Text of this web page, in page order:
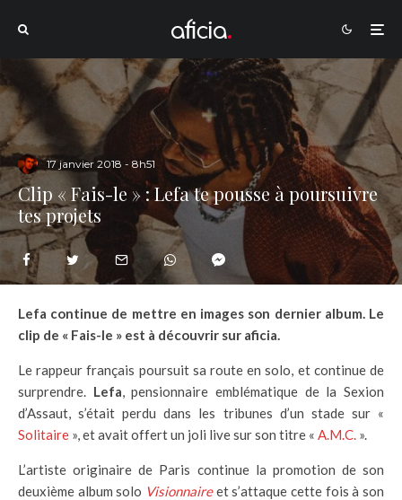
17 janvier 2018 - 8h51
Clip « Fais-le » : Lefa te pousse à poursuivre
tes projets
Lefa continue de mettre en images son dernier album. Le
clip de « Fais-le » est à découvrir sur aficia.
Le rappeur français poursuit sa route en solo, et continue de
surprendre. Lefa, pensionnaire emblématique de la Sexion
d’Assaut, s’était perdu dans les tribunes d’un stade sur «
Solitaire », et avait offert un joli live sur son titre « A.M.C. ».
L’artiste originaire de Paris continue la promotion de son
deuxième album solo Visionnaireet s’attaque cette fois à son